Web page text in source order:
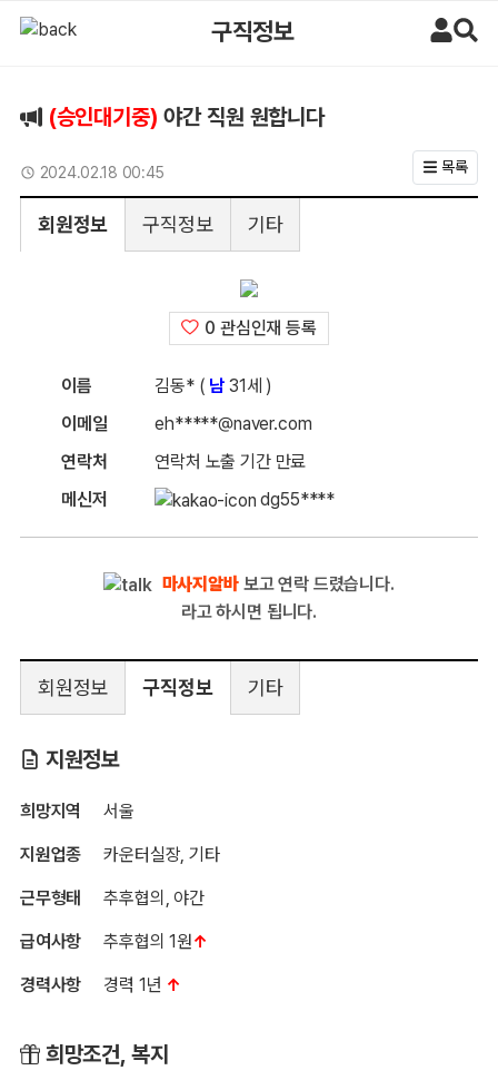
구직정보
(승인대기중) 야간 직원 원합니다
2024.02.18 00:45 목록
회원정보 구직정보 기타
0 관심인재 등록
이름 김동* ( 남 31세 )
이메일
eh*****@naver.com
연락처
연락처 노출 기간 만료
메신저
dg55****
마사지알바보고 연락 드렸습니다.
라고 하시면 됩니다.
회원정보 구직정보 기타
지원정보
희망지역 서울
지원업종 카운터실장, 기타
근무형태 추후협의, 야간
급여사항 추후협의 1원↑
경력사항 경력 1년 ↑
희망조건, 복지